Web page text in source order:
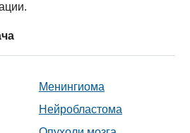
Менингиома
Нейробластома